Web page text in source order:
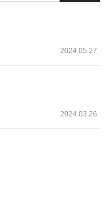
2024.05.27
2024.03.26